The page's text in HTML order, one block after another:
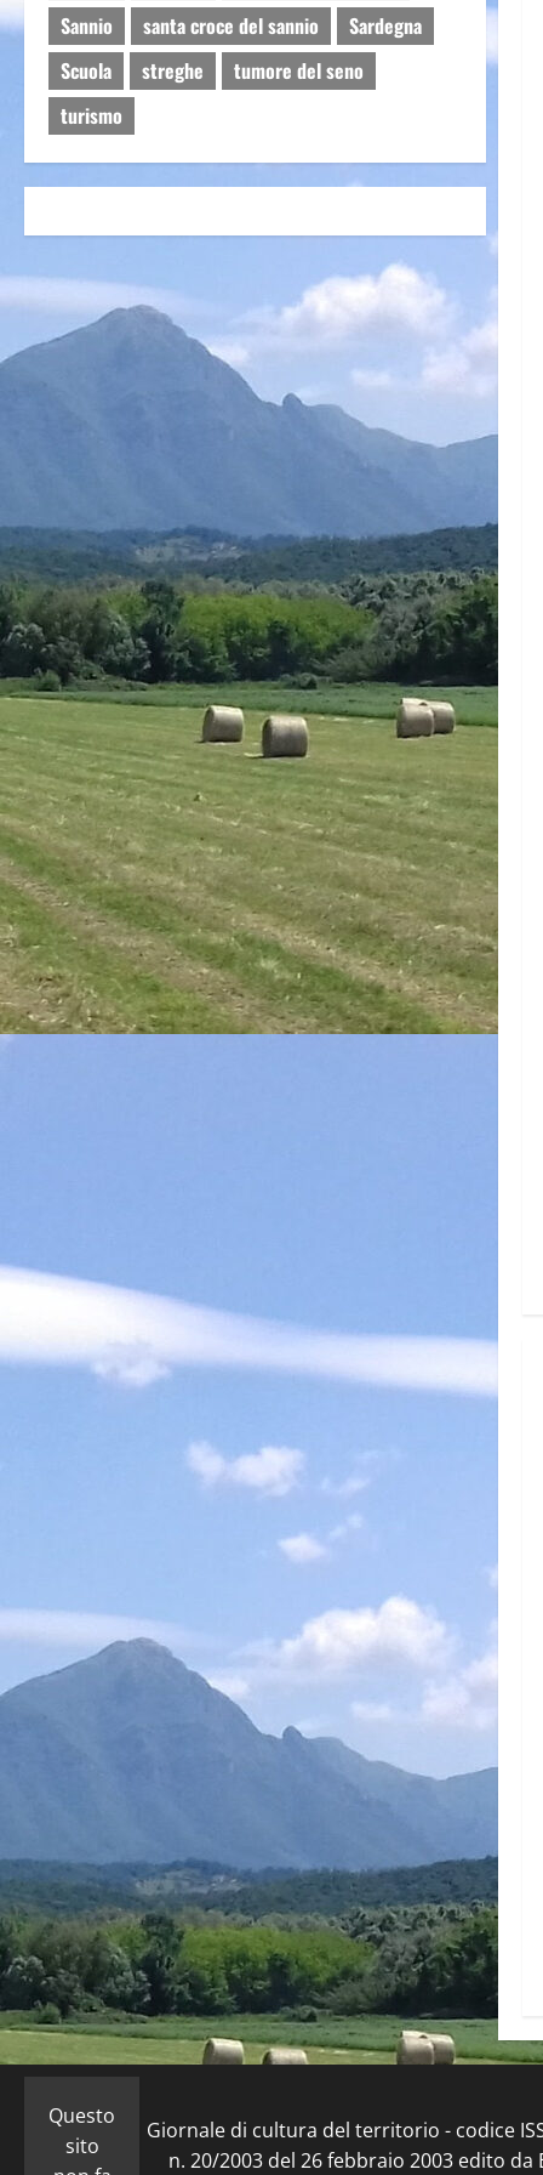
Sannio
santa croce del sannio
Sardegna
Scuola
streghe
tumore del seno
turismo
Questo
sito
Giornale di cultura del territorio - codice
n. 20/2003 del 26 febbraio 2003 edito da